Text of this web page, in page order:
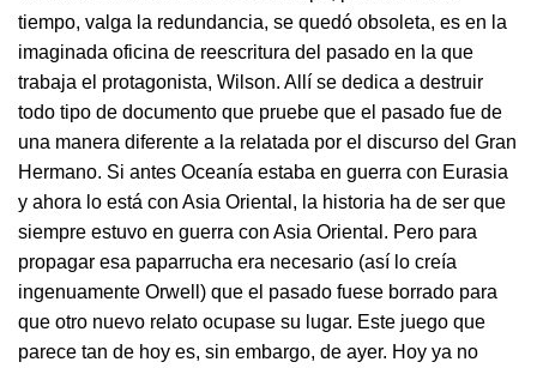
tiempo, valga la redundancia, se quedó obsoleta, es en la
imaginada oficina de reescritura del pasado en la que
trabaja el protagonista, Wilson. Allí se dedica a destruir
todo tipo de documento que pruebe que el pasado fue de
una manera diferente a la relatada por el discurso del Gran
Hermano. Si antes Oceanía estaba en guerra con Eurasia
y ahora lo está con Asia Oriental, la historia ha de ser que
siempre estuvo en guerra con Asia Oriental. Pero para
propagar esa paparrucha era necesario (así lo creía
ingenuamente Orwell) que el pasado fuese borrado para
que otro nuevo relato ocupase su lugar. Este juego que
parece tan de hoy es, sin embargo, de ayer. Hoy ya no